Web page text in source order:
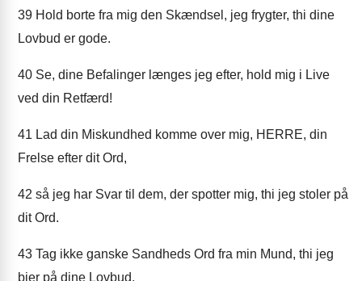
39 Hold borte fra mig den Skændsel, jeg frygter, thi dine
Lovbud er gode.
40 Se, dine Befalinger længes jeg efter, hold mig i Live
ved din Retfærd!
41 Lad din Miskundhed komme over mig, HERRE, din
Frelse efter dit Ord,
42 så jeg har Svar til dem, der spotter mig, thi jeg stoler på
dit Ord.
43 Tag ikke ganske Sandheds Ord fra min Mund, thi jeg
bier på dine Lovbud.